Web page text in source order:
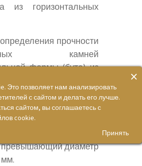
из горизонтальных
прочности
камней
формы (бута) из
кубики с
ребер 40-200 мм или
цилиндры
превышающий диаметр
мм.
×
Это позволяет нам анализировать
с сайтом и делать его лучше.
сайтом, вы соглашаетесь с
cookie.
Принять